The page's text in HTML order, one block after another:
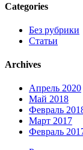
Categories
Без рубрики
Статьи
Archives
Апрель 2020
Май 2018
Февраль
Март 2017
Февраль